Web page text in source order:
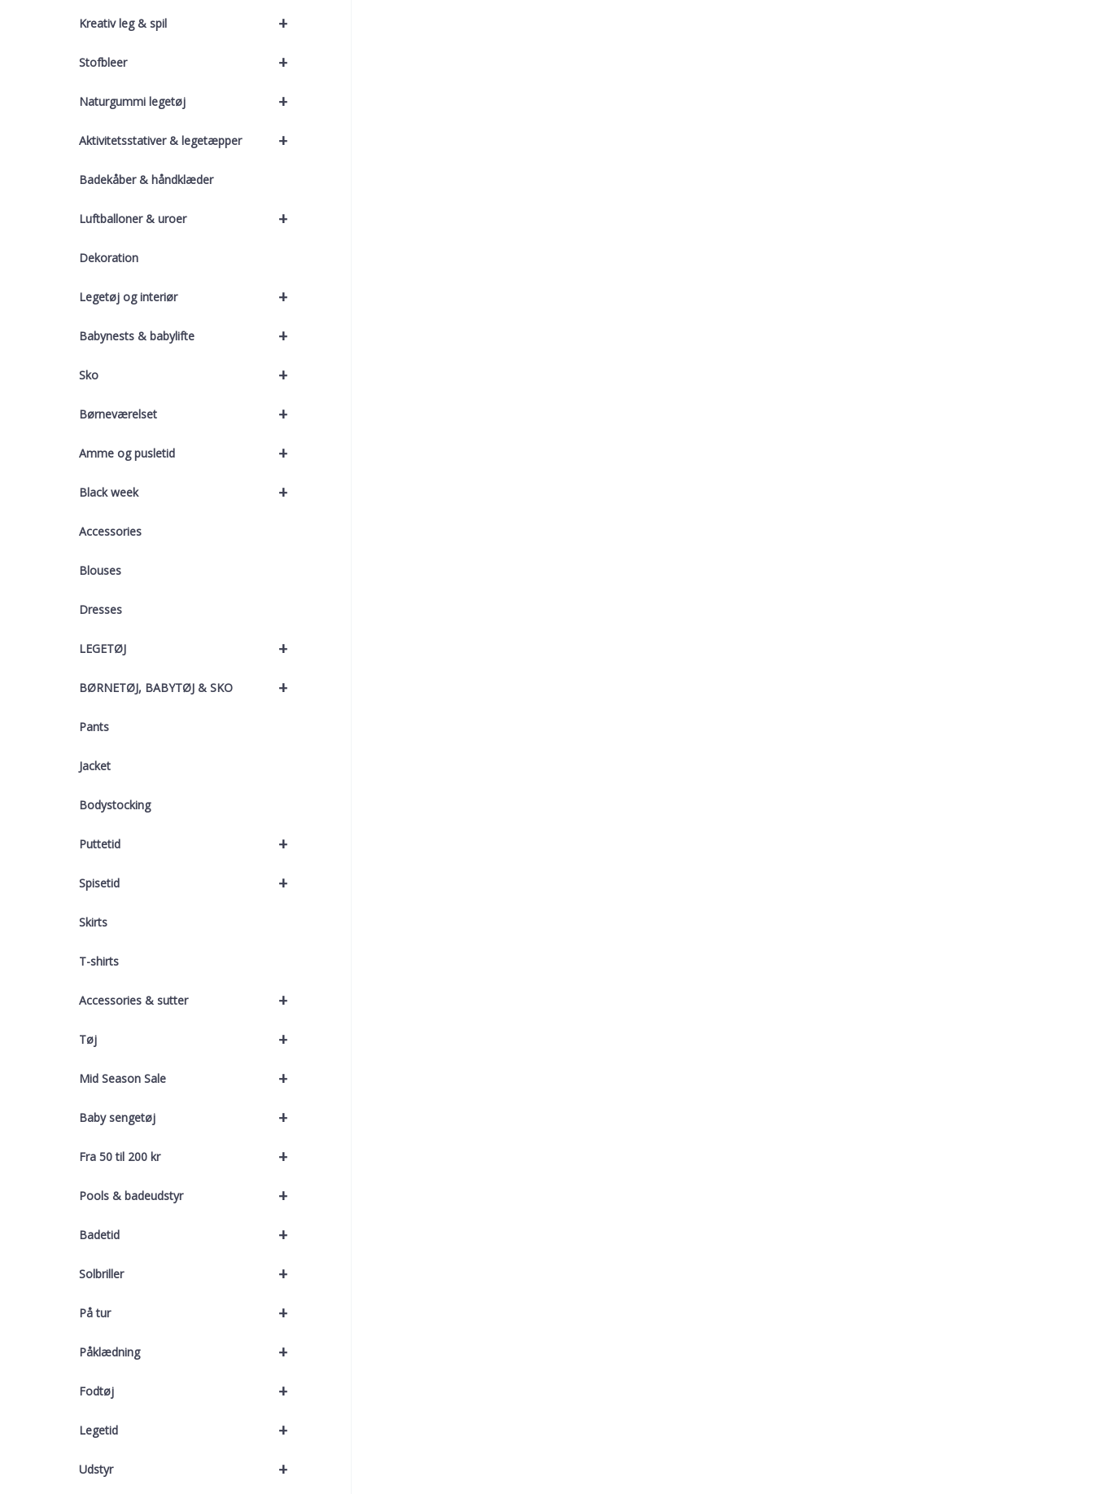
+
Kreativ leg & spil
+
Stofbleer
+
Naturgummi legetøj
+
Aktivitetsstativer & legetæpper
Badekåber & håndklæder
+
Luftballoner & uroer
Dekoration
+
Legetøj og interiør
+
Babynests & babylifte
+
Sko
+
Børneværelset
+
Amme og pusletid
+
Black week
Accessories
Blouses
Dresses
+
LEGETØJ
+
BØRNETØJ, BABYTØJ & SKO
Pants
Jacket
Bodystocking
+
Puttetid
+
Spisetid
Skirts
T-shirts
+
Accessories & sutter
+
Tøj
+
Mid Season Sale
+
Baby sengetøj
+
Fra 50 til 200 kr
+
Pools & badeudstyr
+
Badetid
+
Solbriller
+
På tur
+
Påklædning
+
Fodtøj
+
Legetid
+
Udstyr